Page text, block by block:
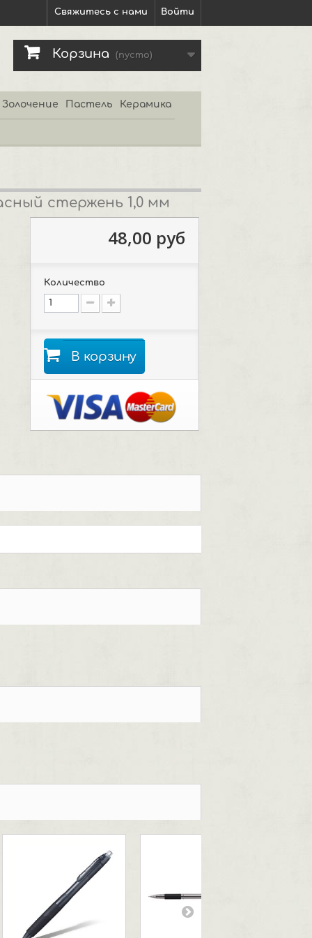
Войти
Свяжитесь с нами
Корзина (пусто)
Золочение Пастель Керамика
стержень 1,0 мм
48,00 руб
Количество
В корзину